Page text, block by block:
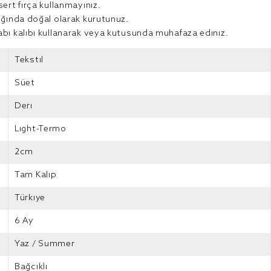
fırça kullanmayınız.
doğal olarak kurutunuz.
kalıbı kullanarak veya kutusunda muhafaza ediniz.
Tekstil
Süet
Deri
Light-Termo
2cm
Tam Kalıp
Türkiye
6 Ay
Yaz / Summer
Bağcıklı